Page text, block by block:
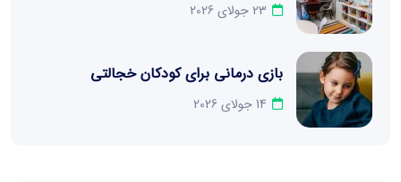
23 جولای 2026
بازی درمانی برای کودکان خجالتی
14 جولای 2026